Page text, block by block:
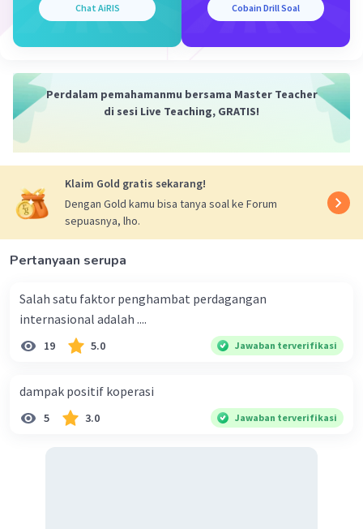
Chat AiRIS Cobain Drill Soal
Perdalam pemahamanmu bersama Master Teacher
di sesi Live Teaching, GRATIS!
Klaim Gold gratis sekarang!
Dengan Gold kamu bisa tanya soal ke Forum
sepuasnya, lho.
Pertanyaan serupa
Salah satu faktor penghambat perdagangan
internasional adalah ....
19 5.0 Jawaban terverifikasi
dampak positif koperasi
5 3.0 Jawaban terverifikasi